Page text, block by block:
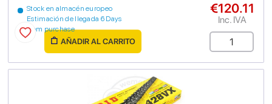
Stock en almacén europeo
Estimación de llegada 6 Days
from purchase
€120.11
Inc. IVA
AÑADIR AL CARRITO